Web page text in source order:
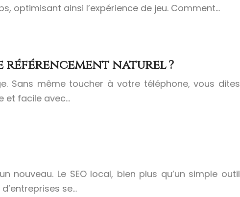
optimisant ainsi l’expérience de jeu. Comment…
naturel ?
Sans même toucher à votre téléphone, vous dites
et facile avec…
Le SEO local, bien plus qu’un simple outil
se…